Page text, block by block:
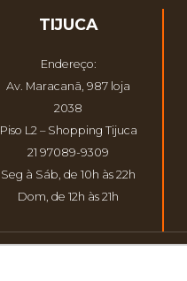
TIJUCA
Endereço:
Av. Maracanã, 987 loja
2038
Piso L2 – Shopping Tijuca
21 97089-9309
Seg à Sáb, de 10h às 22h
Dom, de 12h às 21h